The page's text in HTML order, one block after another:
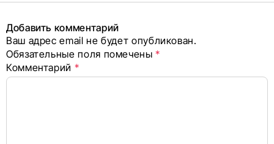
в соцсетях
Добавить комментарий
Ваш адрес email не будет опубликован.
Обязательные поля помечены*
Комментарий *
Alternative: